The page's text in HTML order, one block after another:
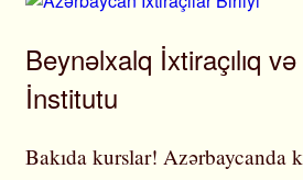
Beynəlxalq İxtiraçılıq
İnstitutu
Bakıda kurslar! Azərbaycanda